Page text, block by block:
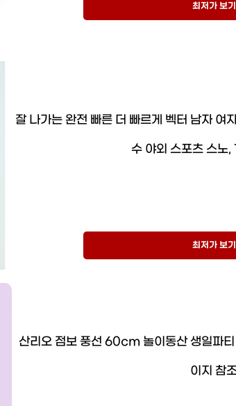
최저가 보기
잘 나가는 완전 빠른 더 빠르게 벡터 남자 여
수 야외 스포츠 스
최저가 보기
산리오 점보 풍선 60cm 놀이동산 생일파티
이지 참